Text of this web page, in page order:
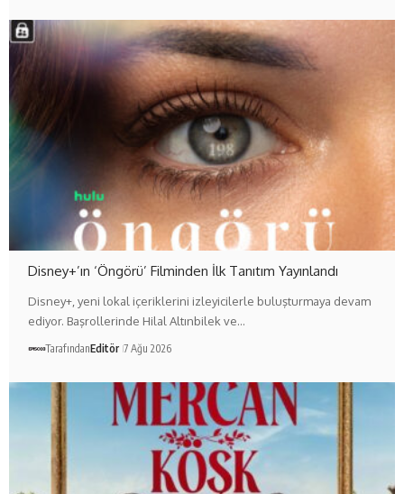
Disney+’ın ‘Öngörü’ Filminden İlk Tanıtım Yayınlandı
Disney+, yeni lokal içeriklerini izleyicilerle buluşturmaya devam
ediyor. Başrollerinde Hilal Altınbilek ve…
TarafındanEditör 7 Ağu 2026